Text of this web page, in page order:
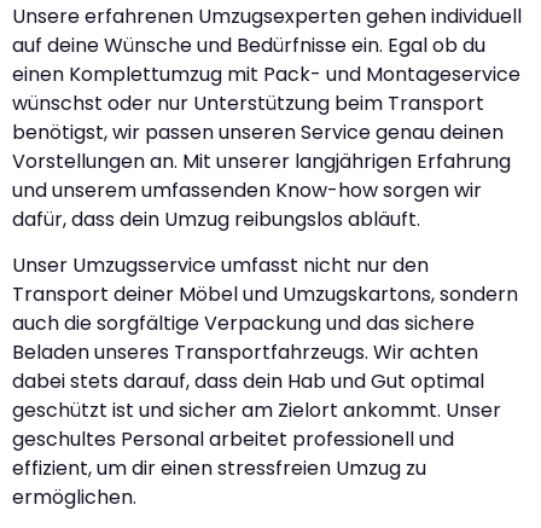
Unsere erfahrenen Umzugsexperten gehen individuell
auf deine Wünsche und Bedürfnisse ein. Egal ob du
einen Komplettumzug mit Pack- und Montageservice
wünschst oder nur Unterstützung beim Transport
benötigst, wir passen unseren Service genau deinen
Vorstellungen an. Mit unserer langjährigen Erfahrung
und unserem umfassenden Know-how sorgen wir
dafür, dass dein Umzug reibungslos abläuft.
Unser Umzugsservice umfasst nicht nur den
Transport deiner Möbel und Umzugskartons, sondern
auch die sorgfältige Verpackung und das sichere
Beladen unseres Transportfahrzeugs. Wir achten
dabei stets darauf, dass dein Hab und Gut optimal
geschützt ist und sicher am Zielort ankommt. Unser
geschultes Personal arbeitet professionell und
effizient, um dir einen stressfreien Umzug zu
ermöglichen.